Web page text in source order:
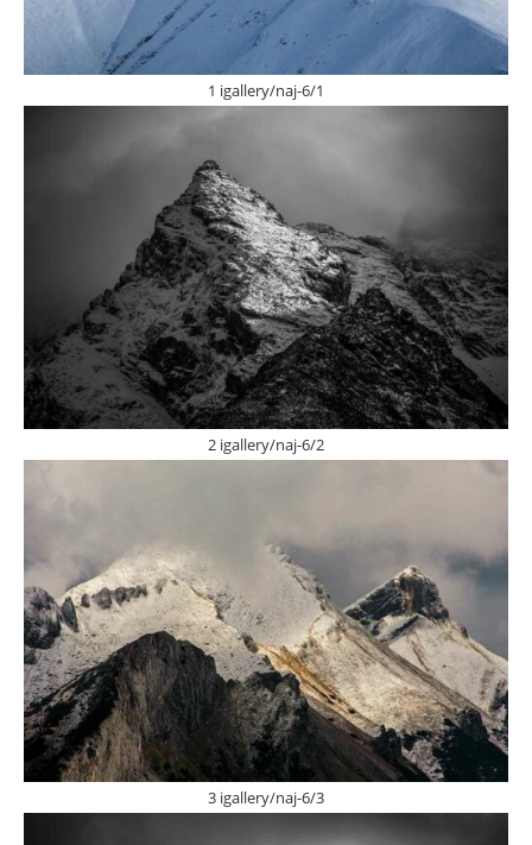
1 igallery/naj-6/1
2 igallery/naj-6/2
3 igallery/naj-6/3